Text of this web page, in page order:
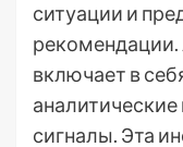
ситуации и
включает в
сигналы. Эта